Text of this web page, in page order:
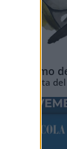
L'ottimismo
Vignetta